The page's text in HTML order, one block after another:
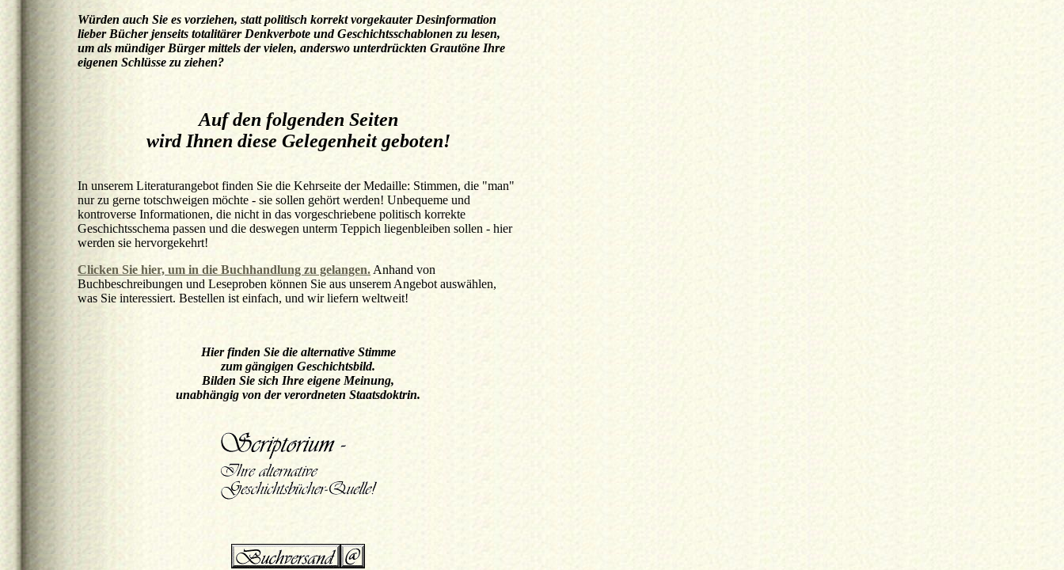
Würden auch Sie es vorziehen, statt politisch korrekt vorgekauter Desinformation
lieber Bücher jenseits totalitärer Denkverbote und Geschichtsschablonen zu lesen,
um als mündiger Bürger mittels der vielen, anderswo unterdrückten Grautöne Ihre
eigenen Schlüsse zu ziehen?
Auf den folgenden Seiten
wird Ihnen diese Gelegenheit geboten!
In unserem Literaturangebot finden Sie die Kehrseite der Medaille: Stimmen, die "man"
nur zu gerne totschweigen möchte - sie sollen gehört werden! Unbequeme und
kontroverse Informationen, die nicht in das vorgeschriebene politisch korrekte
Geschichtsschema passen und die deswegen unterm Teppich liegenbleiben sollen - hier
werden sie hervorgekehrt!
Clicken Sie hier, um in die Buchhandlung zu gelangen. Anhand von
Buchbeschreibungen und Leseproben können Sie aus unserem Angebot auswählen,
was Sie interessiert. Bestellen ist einfach, und wir liefern weltweit!
Hier finden Sie die alternative Stimme
zum gängigen Geschichtsbild.
Bilden Sie sich Ihre eigene Meinung,
unabhängig von der verordneten Staatsdoktrin.